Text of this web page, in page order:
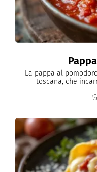
La pappa al
toscana, che